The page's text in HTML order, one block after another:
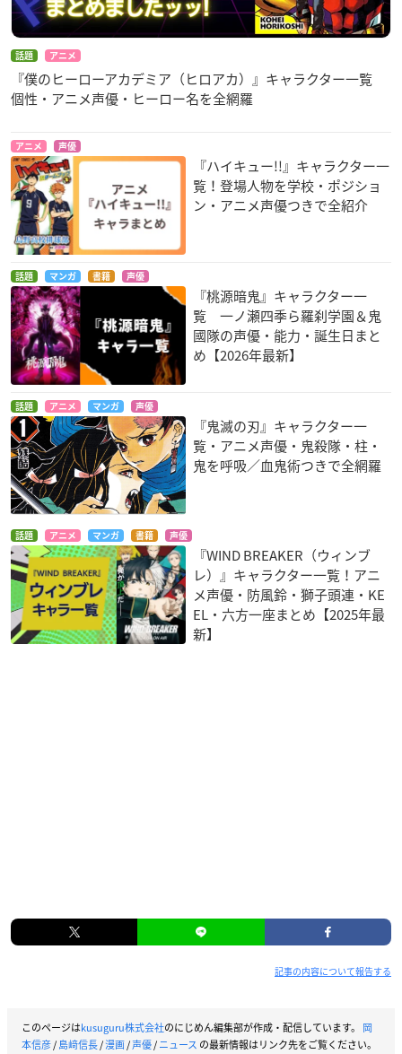
話題 アニメ
『僕のヒーローアカデミア（ヒロアカ）』キャラクター一覧
個性・アニメ声優・ヒーロー名を全網羅
アニメ 声優
『ハイキュー!!』キャラクター一
覧！登場人物を学校・ポジショ
ン・アニメ声優つきで全紹介
話題 マンガ 書籍 声優
『桃源暗鬼』キャラクター一
覧 一ノ瀬四季ら羅刹学園＆鬼
國隊の声優・能力・誕生日まと
め【2026年最新】
話題 アニメ マンガ 声優
『鬼滅の刃』キャラクター一
覧・アニメ声優・鬼殺隊・柱・
鬼を呼吸／血鬼術つきで全網羅
話題 アニメ マンガ 書籍 声優
『WIND BREAKER（ウィンブ
レ）』キャラクター一覧！アニ
メ声優・防風鈴・獅子頭連・KE
EL・六方一座まとめ【2025年最
新】
記事の内容について報告する
このページはkusuguru株式会社のにじめん編集部が作成・配信しています。 岡
本信彦/島﨑信長/漫画/声優/ニュース の最新情報はリンク先をご覧ください。